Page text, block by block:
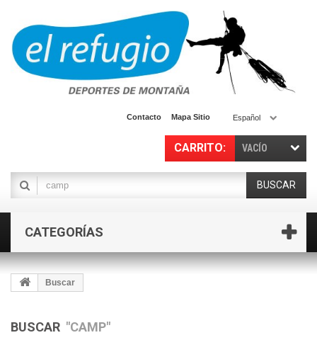
Español
Contacto Mapa Sitio
CARRITO: VACÍO
BUSCAR
CATEGORÍAS
Buscar
BUSCAR "CAMP"